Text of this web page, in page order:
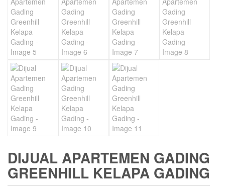
DIJUAL APARTEMEN GADING
GREENHILL KELAPA GADING